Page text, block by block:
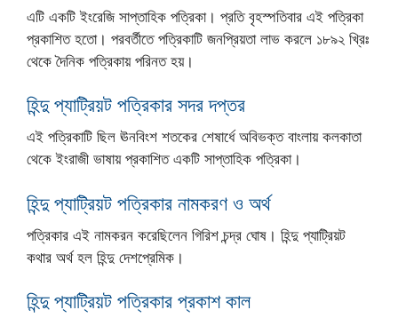
এটি একটি ইংরেজি সাপ্তাহিক পত্রিকা। প্রতি বৃহস্পতিবার এই পত্রিকা
প্রকাশিত হতো। পরবর্তীতে পত্রিকাটি জনপ্রিয়তা লাভ করলে ১৮৯২ খ্রিঃ
থেকে দৈনিক পত্রিকায় পরিনত হয়।
হিন্দু প্যাট্রিয়ট পত্রিকার সদর দপ্তর
এই পত্রিকাটি ছিল ঊনবিংশ শতকের শেষার্ধে অবিভক্ত বাংলায় কলকাতা
থেকে ইংরাজী ভাষায় প্রকাশিত একটি সাপ্তাহিক পত্রিকা।
হিন্দু প্যাট্রিয়ট পত্রিকার নামকরণ ও অর্থ
পত্রিকার এই নামকরন করেছিলেন গিরিশ চন্দ্র ঘোষ। হিন্দু প্যাট্রিয়ট
কথার অর্থ হল হিন্দু দেশপ্রেমিক।
হিন্দু প্যাট্রিয়ট পত্রিকার প্রকাশ কাল